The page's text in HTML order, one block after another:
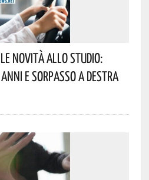
Novità Allo Studio:
E Sorpasso A Destra